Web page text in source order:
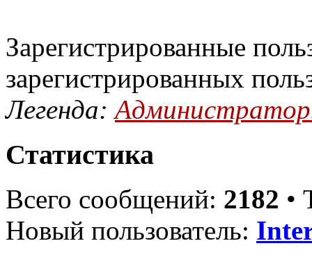
Зарегистрированные
зарегистрированных
Легенда:
Статистика
Всего сообщений: 2182 •
Новый пользователь: